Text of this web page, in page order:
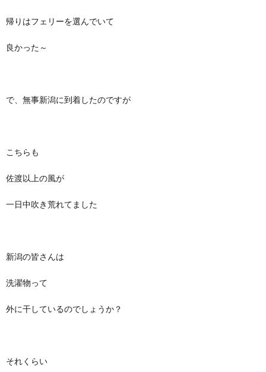
帰りはフェリーを選んでいて
良かった～
で、無事新潟に到着したのですが
こちらも
佐渡以上の風が
一日中吹き荒れてました
新潟の皆さんは
洗濯物って
外に干しているのでしょうか？
それくらい